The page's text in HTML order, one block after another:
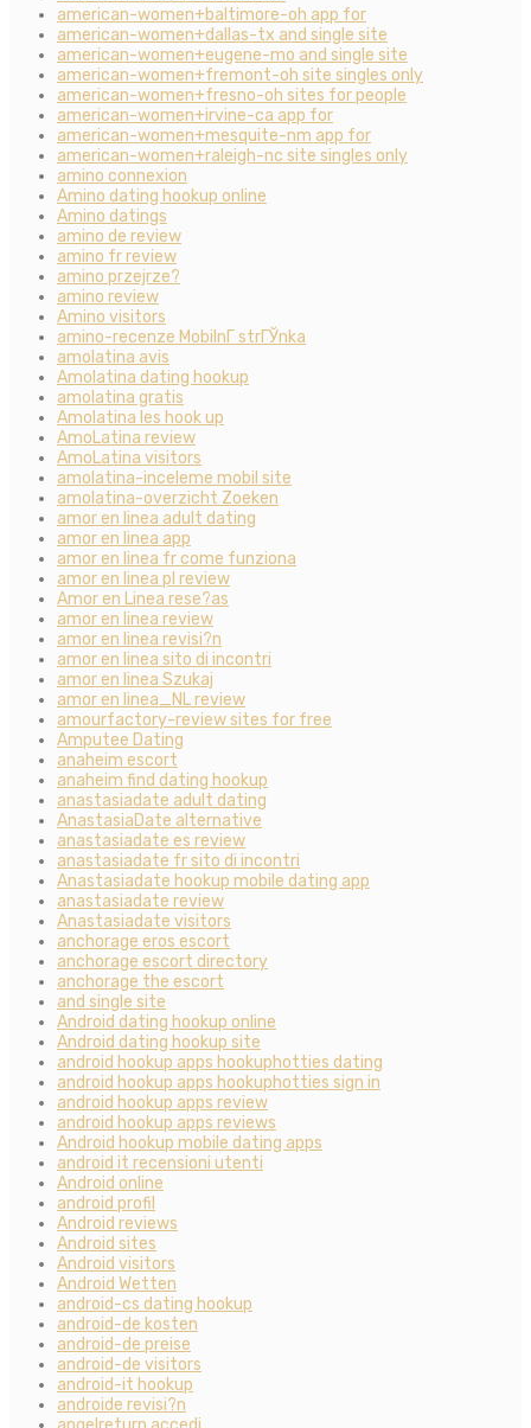
american-women+baltimore-oh app for
american-women+dallas-tx and single site
american-women+eugene-mo and single site
american-women+fremont-oh site singles only
american-women+fresno-oh sites for people
american-women+irvine-ca app for
american-women+mesquite-nm app for
american-women+raleigh-nc site singles only
amino connexion
Amino dating hookup online
Amino datings
amino de review
amino fr review
amino przejrze?
amino review
Amino visitors
amino-recenze MobilnГ­ strГЎnka
amolatina avis
Amolatina dating hookup
amolatina gratis
Amolatina les hook up
AmoLatina review
AmoLatina visitors
amolatina-inceleme mobil site
amolatina-overzicht Zoeken
amor en linea adult dating
amor en linea app
amor en linea fr come funziona
amor en linea pl review
Amor en Linea rese?as
amor en linea review
amor en linea revisi?n
amor en linea sito di incontri
amor en linea Szukaj
amor en linea_NL review
amourfactory-review sites for free
Amputee Dating
anaheim escort
anaheim find dating hookup
anastasiadate adult dating
AnastasiaDate alternative
anastasiadate es review
anastasiadate fr sito di incontri
Anastasiadate hookup mobile dating app
anastasiadate review
Anastasiadate visitors
anchorage eros escort
anchorage escort directory
anchorage the escort
and single site
Android dating hookup online
Android dating hookup site
android hookup apps hookuphotties dating
android hookup apps hookuphotties sign in
android hookup apps review
android hookup apps reviews
Android hookup mobile dating apps
android it recensioni utenti
Android online
android profil
Android reviews
Android sites
Android visitors
Android Wetten
android-cs dating hookup
android-de kosten
android-de preise
android-de visitors
android-it hookup
androide revisi?n